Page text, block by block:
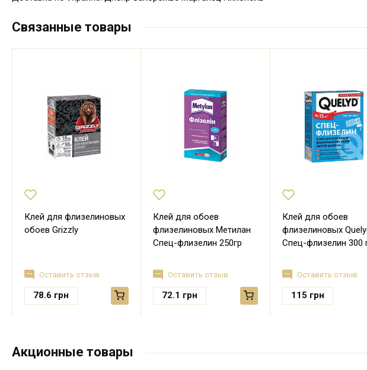
Связанные товары
Клей для флизелиновых
обоев Grizzly
Оставить отзыв
78.6 грн
Клей для обоев
флизелиновых Метилан
Спец-флизелин 250гр
Оставить отзыв
72.1 грн
Клей для обоев
флизелиновых
Спец-флизелин 300
Оставить отзыв
115 грн
Акционные товары